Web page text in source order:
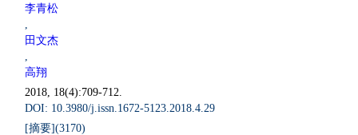
李青松
,
田文杰
,
高翔
2018, 18(4):709-712.
DOI: 10.3980/j.issn.1672-5123.2018.4.29
[摘要](3170)